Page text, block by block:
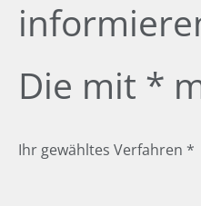
Die mit *
Ihr gewähltes Verfahren *